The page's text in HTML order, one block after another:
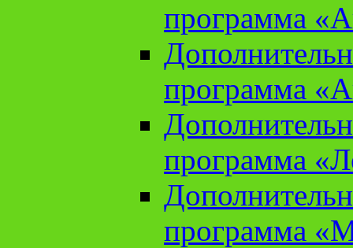
программа
программа
программа
программа